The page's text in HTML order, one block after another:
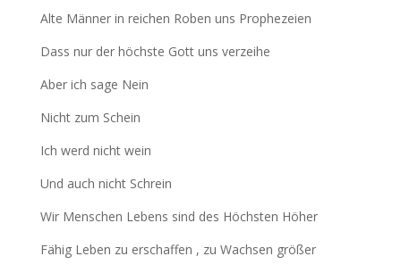
Alte Männer in reichen Roben uns Prophezeien
Dass nur der höchste Gott uns verzeihe
Aber ich sage Nein
Nicht zum Schein
Ich werd nicht wein
Und auch nicht Schrein
Wir Menschen Lebens sind des Höchsten Höher
Fähig Leben zu erschaffen , zu Wachsen größer